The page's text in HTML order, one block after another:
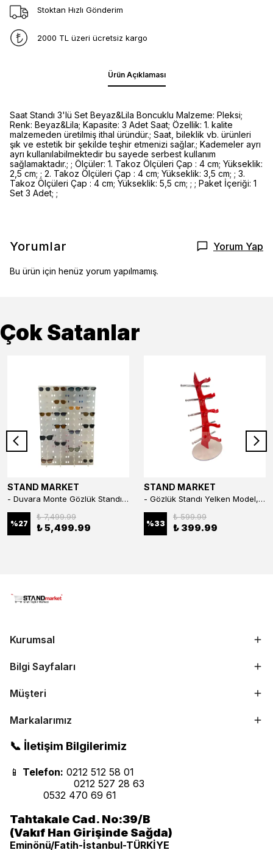
Stoktan Hızlı Gönderim
2000 TL üzeri ücretsiz kargo
Ürün Açıklaması
Saat Standı 3'lü Set Beyaz&Lila Boncuklu Malzeme: Pleksi;
Renk: Beyaz&Lila; Kapasite: 3 Adet Saat; Özellik: 1. kalite
malzemeden üretilmiş ithal üründür.; Saat, bileklik vb. ürünleri
şık ve estetik bir şekilde teşhir etmenizi sağlar.; Kademeler ayrı
ayrı kullanılabilmektedir bu sayede serbest kullanım
sağlamaktadır.; ; Ölçüler: 1. Takoz Ölçüleri Çap : 4 cm; Yükseklik:
2,5 cm; ; 2. Takoz Ölçüleri Çap : 4 cm; Yükseklik: 3,5 cm; ; 3.
Takoz Ölçüleri Çap : 4 cm; Yükseklik: 5,5 cm; ; ; Paket İçeriği: 1
Set 3 Adet; ;
Yorumlar Yorum Yap
Bu ürün için henüz yorum yapılmamış.
Çok Satanlar
STAND MARKET
- Duvara Monte Gözlük Standı 56'li Pleksi Glass | 99x67 cm Gözlük Teşhir Standı
%27
₺ 7,499.99
₺ 5,499.99
STAND MARKET
- Gözlük Standı Yelken Model, 5 Gözlük Kapasiteli Standı Kırmızı
%33
₺ 599.99
₺ 399.99
Kurumsal
Bilgi Sayfaları
Müşteri
Markalarımız
📞 İletişim Bilgilerimiz
📱 Telefon: 0212 512 58 01
0212 527 28 63
0532 470 69 61
Tahtakale Cad. No:39/B
(Vakıf Han Girişinde Sağda)
Eminönü/Fatih-İstanbul-TÜRKİYE